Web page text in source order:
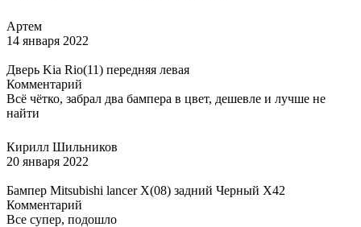
Артем
14 января 2022
Дверь Kia Rio(11) передняя левая
Комментарий
Всё чётко, забрал два бампера в цвет, дешевле и лучше не
найти
Кирилл Шильников
20 января 2022
Бампер Mitsubishi lancer X(08) задний Черный X42
Комментарий
Все супер, подошло